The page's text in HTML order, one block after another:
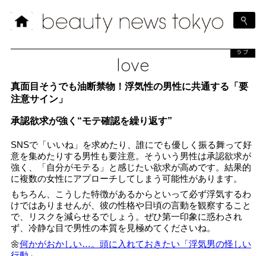
love
ラブ
真面目そうでも油断禁物！浮気性の男性に共通する「要
注意サイン」
承認欲求が強く“モテ確認を繰り返す”
SNSで「いいね」を求めたり、誰にでも優しく振る舞って好
意を集めたりする男性も要注意。そういう男性は承認欲求が
強く、「自分がモテる」と感じたい欲求が高めです。結果的
に複数の女性にアプローチしてしまう可能性があります。
もちろん、こうした特徴があるからといって必ず浮気するわ
けではありませんが、彼の性格や日頃の言動を観察すること
で、リスクを減らせるでしょう。ぜひ第一印象に惑わされ
ず、冷静な目で男性の本質を見極めてくださいね。
🌼何かがおかしい…。頭に入れておきたい「浮気男の怪しい